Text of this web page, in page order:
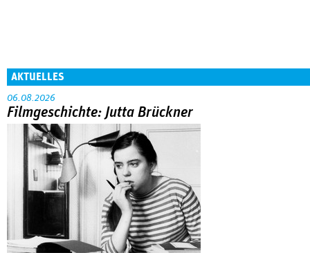
AKTUELLES
06.08.2026
Filmgeschichte: Jutta Brückner